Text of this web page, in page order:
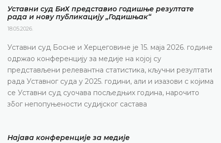
Уставни суд БиХ представио годишње резултате
рада и нову публикацију „Годишњак“
18.05.2026.
Уставни суд Босне и Херцеговине је 15. маја 2026. године
одржао конференцију за медије на којој су
представљени релевантна статистика, кључни резултати
рада Уставног суда у 2025. години, али и изазови с којима
се Уставни суд суочава посљедњих година, нарочито
због непопуњености судијског састава
Најава конференције за медије